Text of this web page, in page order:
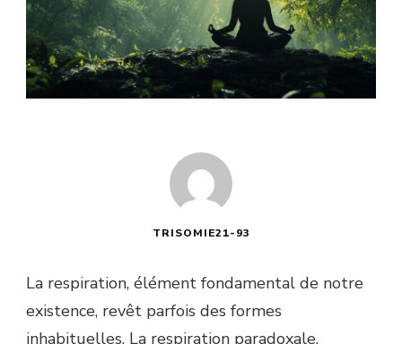
TRISOMIE21-93
La respiration, élément fondamental de notre
existence, revêt parfois des formes
inhabituelles. La respiration paradoxale,